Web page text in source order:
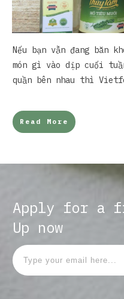
Nếu bạn vẫn đang băn
món gì vào dịp cuối
quần bên nhau thì
Read More
Apply for a
Up now